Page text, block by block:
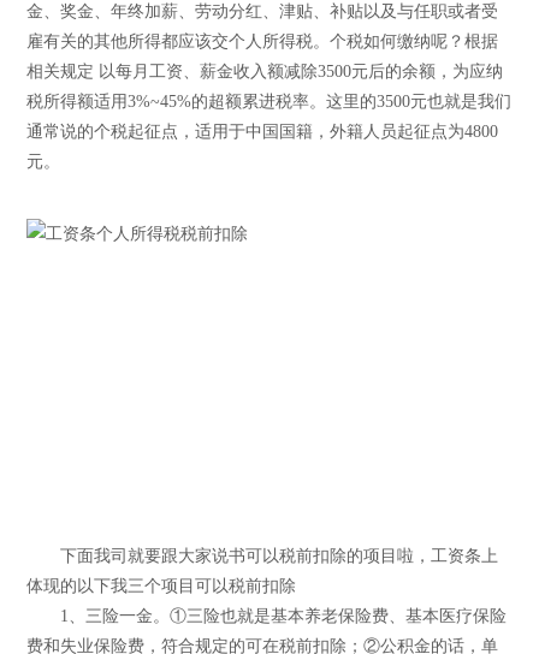
金、奖金、年终加薪、劳动分红、津贴、补贴以及与任职或者受
雇有关的其他所得都应该交个人所得税。个税如何缴纳呢？根据
相关规定 以每月工资、薪金收入额减除3500元后的余额，为应纳
税所得额适用3%~45%的超额累进税率。这里的3500元也就是我们
通常说的个税起征点，适用于中国国籍，外籍人员起征点为4800
元。
下面我司就要跟大家说书可以税前扣除的项目啦，工资条上
体现的以下我三个项目可以税前扣除
1、三险一金。①三险也就是基本养老保险费、基本医疗保险
费和失业保险费，符合规定的可在税前扣除；②公积金的话，单